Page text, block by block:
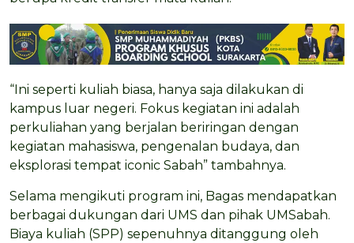
“Ini seperti kuliah biasa, hanya saja dilakukan di
kampus luar negeri. Fokus kegiatan ini adalah
perkuliahan yang berjalan beriringan dengan
kegiatan mahasiswa, pengenalan budaya, dan
eksplorasi tempat iconic Sabah” tambahnya.
Selama mengikuti program ini, Bagas mendapatkan
berbagai dukungan dari UMS dan pihak UMSabah.
Biaya kuliah (SPP) sepenuhnya ditanggung oleh